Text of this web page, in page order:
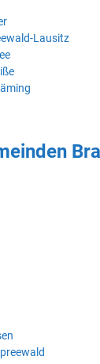
Lausitz